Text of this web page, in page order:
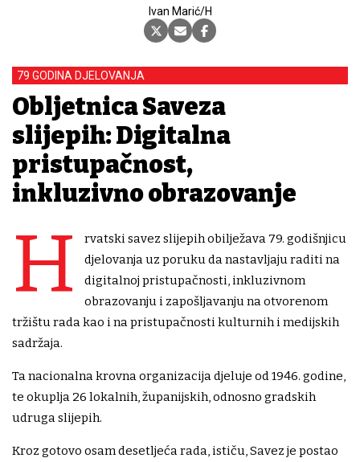
Ivan Marić/H
79 GODINA DJELOVANJA
Obljetnica Saveza
slijepih: Digitalna
pristupačnost,
inkluzivno obrazovanje
H
rvatski savez slijepih obilježava 79. godišnjicu
djelovanja uz poruku da nastavljaju raditi na
digitalnoj pristupačnosti, inkluzivnom
obrazovanju i zapošljavanju na otvorenom
tržištu rada kao i na pristupačnosti kulturnih i medijskih
sadržaja.
Ta nacionalna krovna organizacija djeluje od 1946. godine,
te okuplja 26 lokalnih, županijskih, odnosno gradskih
udruga slijepih.
Kroz gotovo osam desetljeća rada, ističu, Savez je postao